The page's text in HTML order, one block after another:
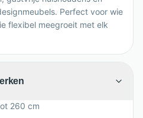
Perfect voor wie
flexibel meegroeit met elk
260 cm